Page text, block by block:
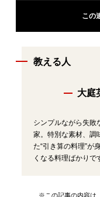
この
教える人
大庭
シンプルながら失敗
家。特別な素材、調
た“引き算の料理”が
くなる料理ばかりで
※この記事の内容は